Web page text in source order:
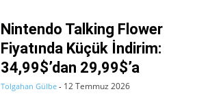
Nintendo Talking Flower
Fiyatında Küçük İndirim:
34,99$’dan 29,99$’a
Tolgahan Gülbe - 12 Temmuz 2026